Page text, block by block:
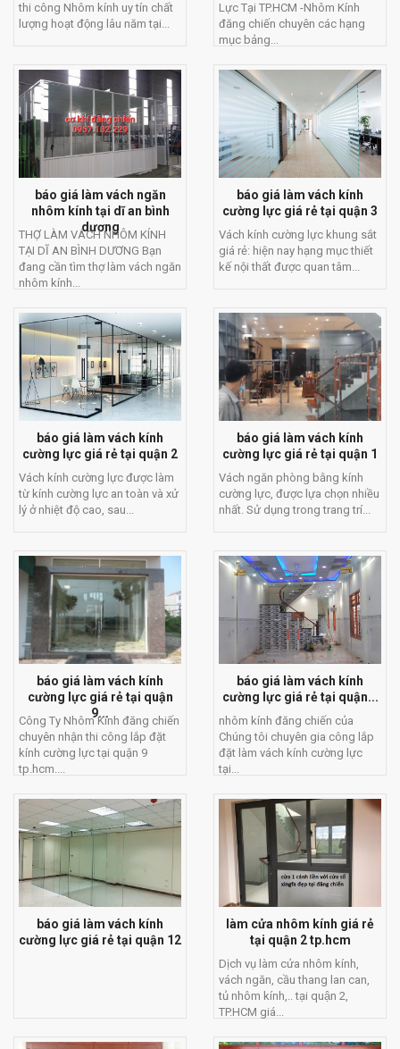
thi công Nhôm kính uy tín chất
lượng hoạt động lâu năm tại...
Lực Tại TP.HCM -Nhôm Kính
đăng chiến chuyên các hạng
mục bảng...
báo giá làm vách ngăn
nhôm kính tại dĩ an bình
dương
THỢ LÀM VÁCH NHÔM KÍNH
TẠI DĨ AN BÌNH DƯƠNG Bạn
đang cần tìm thợ làm vách ngăn
nhôm kính...
báo giá làm vách kính
cường lực giá rẻ tại quận 3
Vách kính cường lực khung sắt
giá rẻ: hiện nay hạng mục thiết
kế nội thất được quan tâm...
báo giá làm vách kính
cường lực giá rẻ tại quận 2
Vách kính cường lực được làm
từ kính cường lực an toàn và xử
lý ở nhiệt độ cao, sau...
báo giá làm vách kính
cường lực giá rẻ tại quận 1
Vách ngăn phòng bằng kính
cường lực, được lựa chọn nhiều
nhất. Sử dụng trong trang trí...
báo giá làm vách kính
cường lực giá rẻ tại quận
9...
Công Ty Nhôm Kính đăng chiến
chuyên nhận thi công lắp đặt
kính cường lực tại quận 9
tp.hcm....
báo giá làm vách kính
cường lực giá rẻ tại quận...
nhôm kính đăng chiến của
Chúng tôi chuyên gia công lắp
đặt làm vách kính cường lực
tại...
báo giá làm vách kính
cường lực giá rẻ tại quận 12
làm cửa nhôm kính giá rẻ
tại quận 2 tp.hcm
Dịch vụ làm cửa nhôm kính,
vách ngăn, cầu thang lan can,
tủ nhôm kính,.. tại quận 2,
TP.HCM giá...